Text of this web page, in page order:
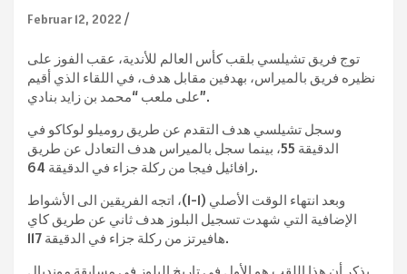
Februar 12, 2022
توج فريق تشيلسي بلقب كأس العالم للأندية، عقب الفوز على
نظيره فريق بالميراس، بهدفين مقابل هدف، في اللقاء الذي أقيم
على ملعب “محمد بن زايد بنادي”.
وسجل تشيلسي هدف التقدم عن طريق روميلو لوكاكو في
الدقيقة 55، بينما سجل بالميراس هدف التعادل عن طريق
رافائيل فيجا من ركلة جزاء في الدقيقة 64.
وبعد انتهاء الوقت الأصلي (1-1)، اتجه الفريقين الى الأشواط
الإضافية التي شهدت تسجيل البلوز هدف ثاني عن طريق كاي
هافيرتز من ركلة جزاء في الدقيقة 117.